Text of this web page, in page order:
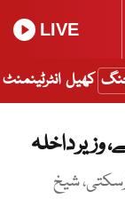
LIVE
جنگ کھیل انٹرٹینمنٹ
وزیر داخلہ
شیخ